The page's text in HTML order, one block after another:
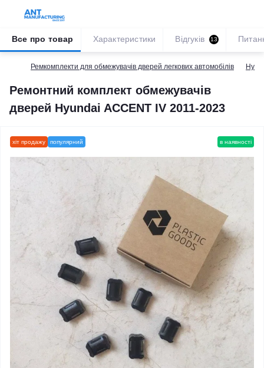
Ремкомплекти для обмежувачів дверей легкових автомобілів
Ремонтний комплект обмежувачів
дверей Hyundai ACCENT IV 2011-2023
Все про товар Характеристики Відгуків 13
хіт продажу популярний в наявності